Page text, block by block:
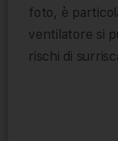
foto, è
ventilatore si
rischi di